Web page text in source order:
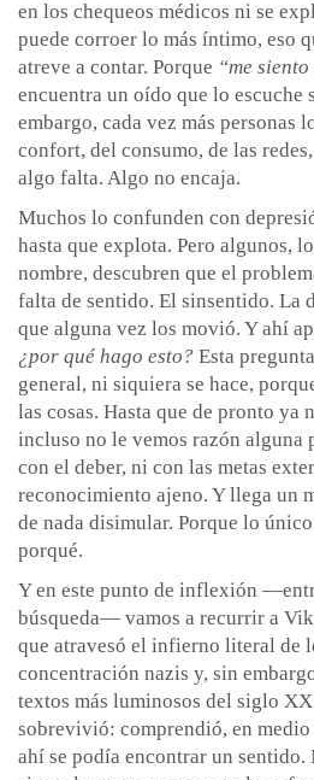
en los chequeos médicos ni se
puede corroer lo más íntimo, eso
atreve a contar. Porque “me
encuentra un oído que lo escuche
embargo, cada vez más personas
confort, del consumo, de las
algo falta. Algo no encaja.
Muchos lo confunden con
hasta que explota. Pero algunos,
nombre, descubren que el
falta de sentido. El sinsentido. La
que alguna vez los movió. Y ahí
¿por qué hago esto? Esta
general, ni siquiera se hace,
las cosas. Hasta que de pronto ya
incluso no le vemos razón alguna
con el deber, ni con las metas
reconocimiento ajeno. Y llega un
de nada disimular. Porque lo
porqué.
Y en este punto de inflexión
búsqueda— vamos a recurrir a
que atravesó el infierno literal de
concentración nazis y, sin
textos más luminosos del siglo
sobrevivió: comprendió, en
ahí se podía encontrar un